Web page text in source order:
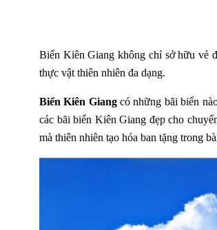
Biển Kiên Giang không chỉ sở hữu vẻ
thực vật thiên nhiên đa dạng.
Biển Kiên Giangcó những bãi biển
các bãi biển Kiên Giang đẹp cho
mà thiên nhiên tạo hóa ban tặng trong